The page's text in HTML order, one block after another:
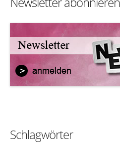
Schlagwörter